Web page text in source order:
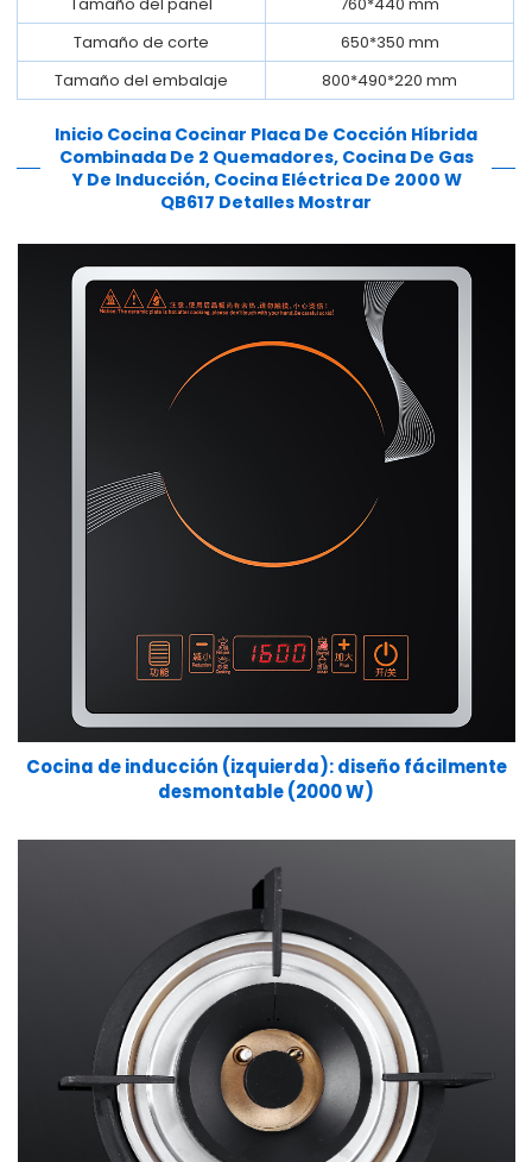
Tamaño de corte
650*350 mm
Tamaño del embalaje
800*490*220 mm
Inicio Cocina Cocinar Placa De Cocción Híbrida
Combinada De 2 Quemadores, Cocina De Gas
Y De Inducción, Cocina Eléctrica De 2000 W
QB617 Detalles Mostrar
Cocina de inducción (izquierda): diseño fácilmente
desmontable (2000 W)